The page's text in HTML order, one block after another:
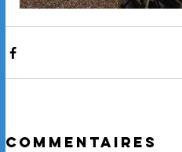
Commentaires